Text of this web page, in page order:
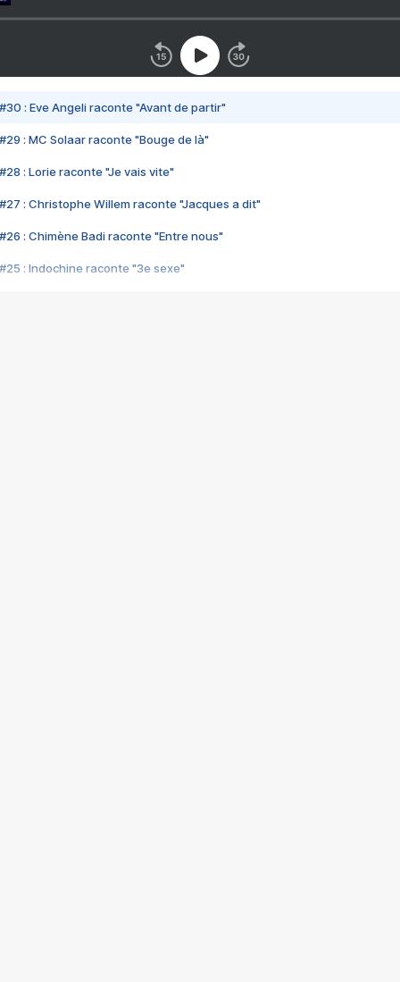
#30 : Eve Angeli raconte "Avant de partir"
#29 : MC Solaar raconte "Bouge de là"
#28 : Lorie raconte "Je vais vite"
#27 : Christophe Willem raconte "Jacques a dit"
#26 : Chimène Badi raconte "Entre nous"
#25 : Indochine raconte "3e sexe"